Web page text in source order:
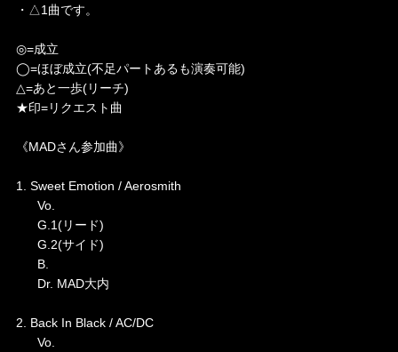
・△1曲です。
◎=成立
◯=ほぼ成立(不足パートあるも演奏可能)
△=あと一歩(リーチ)
★印=リクエスト曲
《MADさん参加曲》
1. Sweet Emotion / Aerosmith
Vo.
G.1(リード)
G.2(サイド)
B.
Dr. MAD大内
2. Back In Black / AC/DC
Vo.